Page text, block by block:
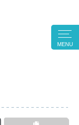
MENU